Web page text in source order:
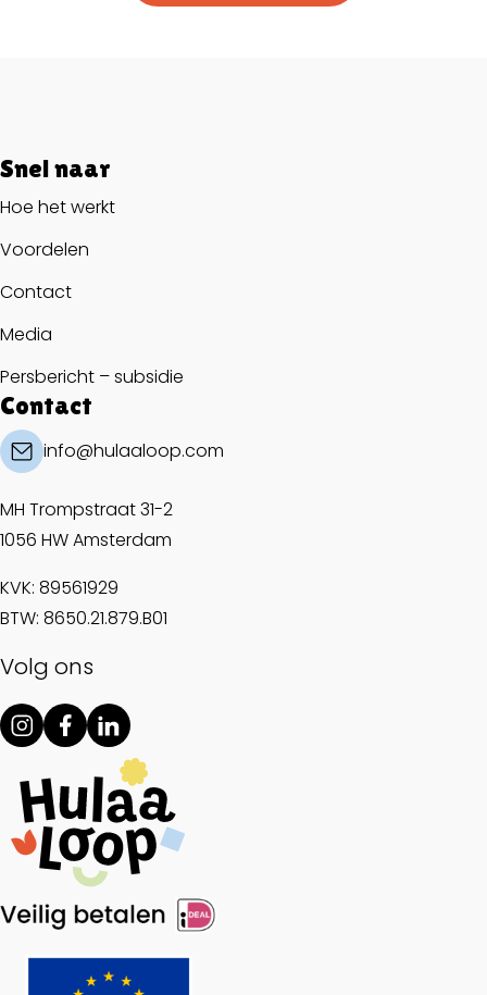
Snel naar
Hoe het werkt
Voordelen
Contact
Media
Persbericht – subsidie
Contact
info@hulaaloop.com
MH Trompstraat 31-2
1056 HW Amsterdam
KVK: 89561929
BTW: 8650.21.879.B01
Volg ons